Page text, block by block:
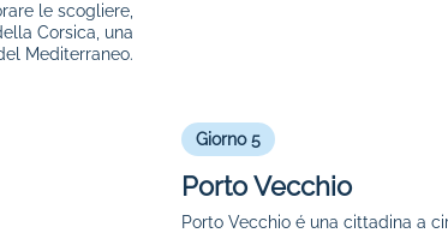
le scogliere,
Corsica, una
Mediterraneo.
Giorno 5
Porto Vecchio
Porto Vecchio é una cittadina a